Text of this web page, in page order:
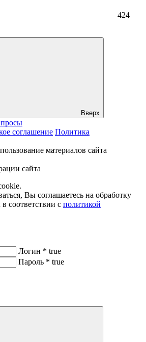
424
Вверх
соглашение Политика
материалов сайта
сайта
Вы соглашаетесь на обработку
соответствии с политикой
Логин * true
Пароль * true